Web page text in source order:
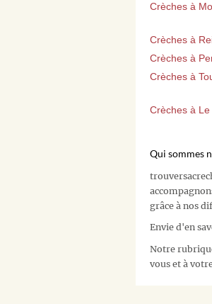
Crèches à
Crèches à
Crèches à
Crèches à
Crèches à
Qui sommes
grâce à nos
Envie d'en
Notre
vous et à